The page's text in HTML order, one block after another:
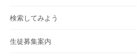
検索してみよう
生徒募集案内